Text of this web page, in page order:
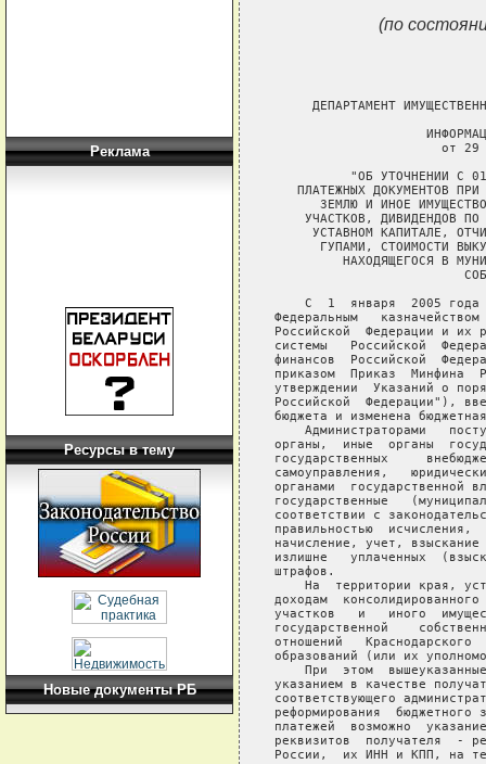
Реклама
Ресурсы в тему
Новые документы РБ
(по